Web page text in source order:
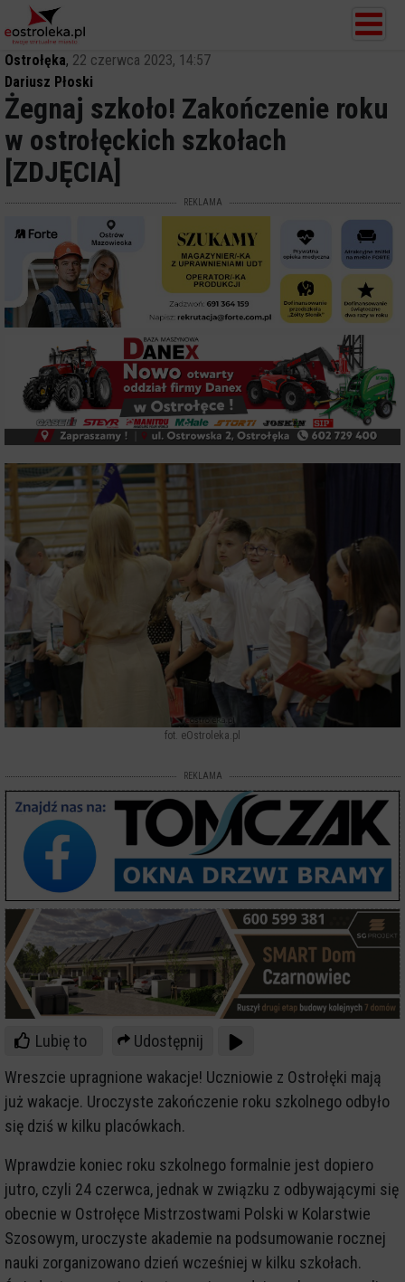
Ostrołęka, 22 czerwca 2023, 14:57
Dariusz Płoski
Żegnaj szkoło! Zakończenie roku
w ostrołęckich szkołach
[ZDJĘCIA]
REKLAMA
fot. eOstroleka.pl
REKLAMA
Lubię to
Udostępnij
Wreszcie upragnione wakacje! Uczniowie z Ostrołęki mają
już wakacje. Uroczyste zakończenie roku szkolnego odbyło
się dziś w kilku placówkach.
Wprawdzie koniec roku szkolnego formalnie jest dopiero
jutro, czyli 24 czerwca, jednak w związku z odbywającymi się
obecnie w Ostrołęce Mistrzostwami Polski w Kolarstwie
Szosowym, uroczyste akademie na podsumowanie rocznej
nauki zorganizowano dzień wcześniej w kilku szkołach.